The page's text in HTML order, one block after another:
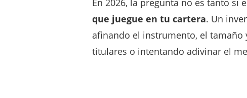
En 2026, la pregunta no es tanto si
que juegue en tu cartera. Un
afinando el instrumento, el
titulares o intentando adivinar el